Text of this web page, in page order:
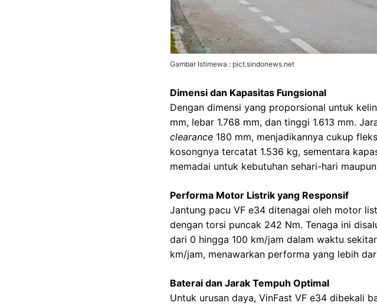
Gambar Istimewa : pict.sindonews.net
Dimensi dan Kapasitas Fungsional
Dengan dimensi yang proporsional untuk
mm, lebar 1.768 mm, dan tinggi 1.613 mm.
clearance 180 mm, menjadikannya cukup
kosongnya tercatat 1.536 kg, sementara
memadai untuk kebutuhan sehari-hari
Performa Motor Listrik yang Responsif
Jantung pacu VF e34 ditenagai oleh motor
dengan torsi puncak 242 Nm. Tenaga ini
dari 0 hingga 100 km/jam dalam waktu
km/jam, menawarkan performa yang lebih
Baterai dan Jarak Tempuh Optimal
Untuk urusan daya, VinFast VF e34 dibekali